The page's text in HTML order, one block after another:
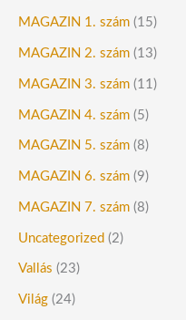
MAGAZIN 1. szám (15)
MAGAZIN 2. szám (13)
MAGAZIN 3. szám (11)
MAGAZIN 4. szám (5)
MAGAZIN 5. szám (8)
MAGAZIN 6. szám (9)
MAGAZIN 7. szám (8)
Uncategorized (2)
Vallás (23)
Világ (24)